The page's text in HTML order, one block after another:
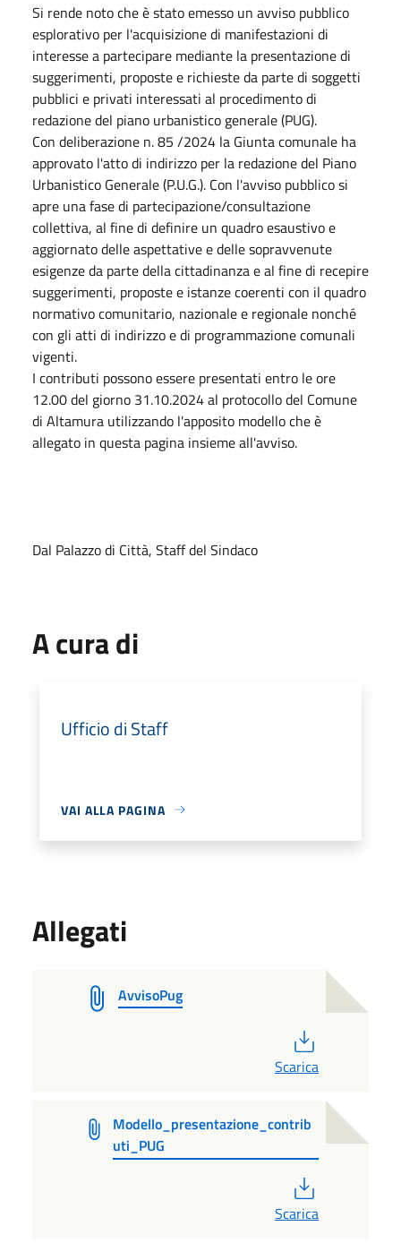
Si rende noto che è stato emesso un avviso pubblico
esplorativo per l'acquisizione di manifestazioni di
interesse a partecipare mediante la presentazione di
suggerimenti, proposte e richieste da parte di soggetti
pubblici e privati interessati al procedimento di
redazione del piano urbanistico generale (PUG).
Con deliberazione n. 85 /2024 la Giunta comunale ha
approvato l'atto di indirizzo per la redazione del Piano
Urbanistico Generale (P.U.G.). Con l'avviso pubblico si
apre una fase di partecipazione/consultazione
collettiva, al fine di definire un quadro esaustivo e
aggiornato delle aspettative e delle sopravvenute
esigenze da parte della cittadinanza e al fine di recepire
suggerimenti, proposte e istanze coerenti con il quadro
normativo comunitario, nazionale e regionale nonché
con gli atti di indirizzo e di programmazione comunali
vigenti.
I contributi possono essere presentati entro le ore
12.00 del giorno 31.10.2024 al protocollo del Comune
di Altamura utilizzando l'apposito modello che è
allegato in questa pagina insieme all'avviso.
Dal Palazzo di Città, Staff del Sindaco
A cura di
Ufficio di Staff
VAI ALLA PAGINA
Allegati
AvvisoPug
Scarica
Modello_presentazione_contrib
uti_PUG
Scarica